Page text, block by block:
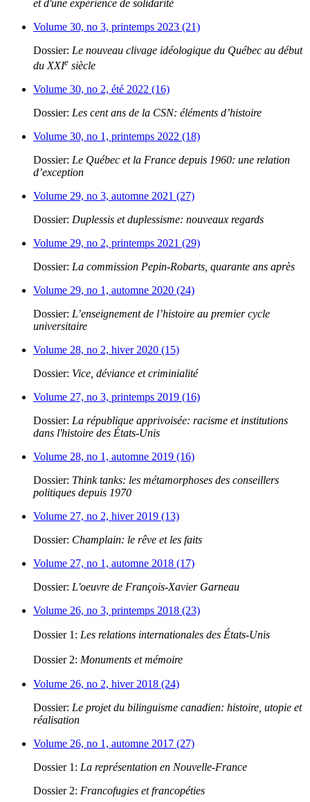
et d'une expérience de solidarité
Volume 30, no 3, printemps 2023 (21)
Dossier: Le nouveau clivage idéologique du Québec au début
du XXIe siècle
Volume 30, no 2, été 2022 (16)
Dossier: Les cent ans de la CSN: éléments d’histoire
Volume 30, no 1, printemps 2022 (18)
Dossier: Le Québec et la France depuis 1960: une relation
d’exception
Volume 29, no 3, automne 2021 (27)
Dossier: Duplessis et duplessisme: nouveaux regards
Volume 29, no 2, printemps 2021 (29)
Dossier: La commission Pepin-Robarts, quarante ans après
Volume 29, no 1, automne 2020 (24)
Dossier: L’enseignement de l’histoire au premier cycle
universitaire
Volume 28, no 2, hiver 2020 (15)
Dossier: Vice, déviance et criminialité
Volume 27, no 3, printemps 2019 (16)
Dossier: La république apprivoisée: racisme et institutions
dans l'histoire des États-Unis
Volume 28, no 1, automne 2019 (16)
Dossier: Think tanks: les métamorphoses des conseillers
politiques depuis 1970
Volume 27, no 2, hiver 2019 (13)
Dossier: Champlain: le rêve et les faits
Volume 27, no 1, automne 2018 (17)
Dossier: L'oeuvre de François-Xavier Garneau
Volume 26, no 3, printemps 2018 (23)
Dossier 1: Les relations internationales des États-Unis
Dossier 2: Monuments et mémoire
Volume 26, no 2, hiver 2018 (24)
Dossier: Le projet du bilinguisme canadien: histoire, utopie et
réalisation
Volume 26, no 1, automne 2017 (27)
Dossier 1: La représentation en Nouvelle-France
Dossier 2: Francofugies et francopéties